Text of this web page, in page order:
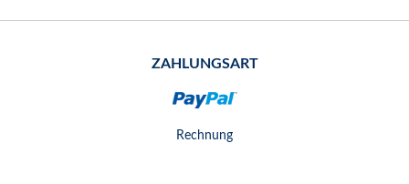
ZAHLUNGSART
Rechnung